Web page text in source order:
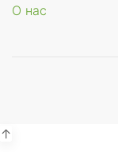
О нас
↑